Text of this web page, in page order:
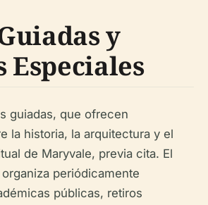
y
Especiales
guiadas, que ofrecen
la historia, la arquitectura y el
de Maryvale, previa cita. El
periódicamente
públicas, retiros